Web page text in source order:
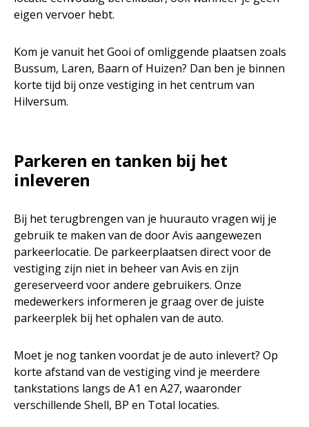
eigen vervoer hebt.
Kom je vanuit het Gooi of omliggende plaatsen zoals
Bussum, Laren, Baarn of Huizen? Dan ben je binnen
korte tijd bij onze vestiging in het centrum van
Hilversum.
Parkeren en tanken bij het
inleveren
Bij het terugbrengen van je huurauto vragen wij je
gebruik te maken van de door Avis aangewezen
parkeerlocatie. De parkeerplaatsen direct voor de
vestiging zijn niet in beheer van Avis en zijn
gereserveerd voor andere gebruikers. Onze
medewerkers informeren je graag over de juiste
parkeerplek bij het ophalen van de auto.
Moet je nog tanken voordat je de auto inlevert? Op
korte afstand van de vestiging vind je meerdere
tankstations langs de A1 en A27, waaronder
verschillende Shell, BP en Total locaties.